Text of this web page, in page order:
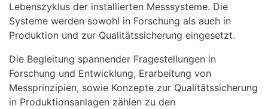
Lebenszyklus der installierten Messsysteme. Die
Systeme werden sowohl in Forschung als auch in
Produktion und zur Qualitätssicherung eingesetzt.
Die Begleitung spannender Fragestellungen in
Forschung und Entwicklung, Erarbeitung von
Messprinzipien, sowie Konzepte zur Qualitätssicherung
in Produktionsanlagen zählen zu den